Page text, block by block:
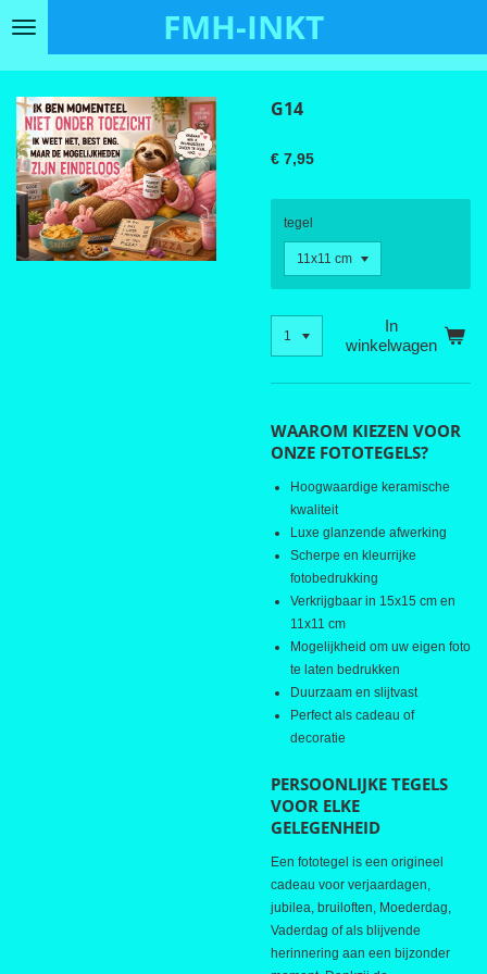
Ga
hoofdinhoud
FMH-INKT
G14
€ 7,95
tegel
In
winkelwagen
WAAROM KIEZEN VOOR
ONZE FOTOTEGELS?
Hoogwaardige keramische
kwaliteit
Luxe glanzende afwerking
Scherpe en kleurrijke
fotobedrukking
Verkrijgbaar in 15x15 cm en
11x11 cm
Mogelijkheid om uw eigen foto
te laten bedrukken
Duurzaam en slijtvast
Perfect als cadeau of
decoratie
PERSOONLIJKE TEGELS
VOOR ELKE
GELEGENHEID
Een fototegel is een origineel
cadeau voor verjaardagen,
jubilea, bruiloften, Moederdag,
Vaderdag of als blijvende
herinnering aan een bijzonder